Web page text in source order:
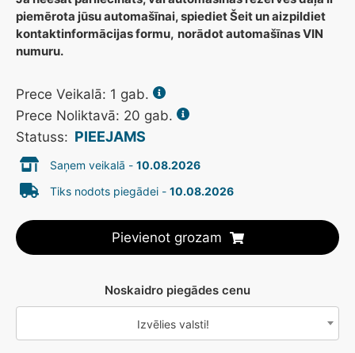
piemērota jūsu automašīnai, spiediet Šeit un aizpildiet
kontaktinformācijas formu, norādot automašīnas VIN
numuru.
Prece Veikalā: 1 gab.
Prece Noliktavā: 20 gab.
Statuss: PIEEJAMS
Saņem veikalā - 10.08.2026
Tiks nodots piegādei - 10.08.2026
Pievienot grozam
Noskaidro piegādes cenu
Izvēlies valsti!